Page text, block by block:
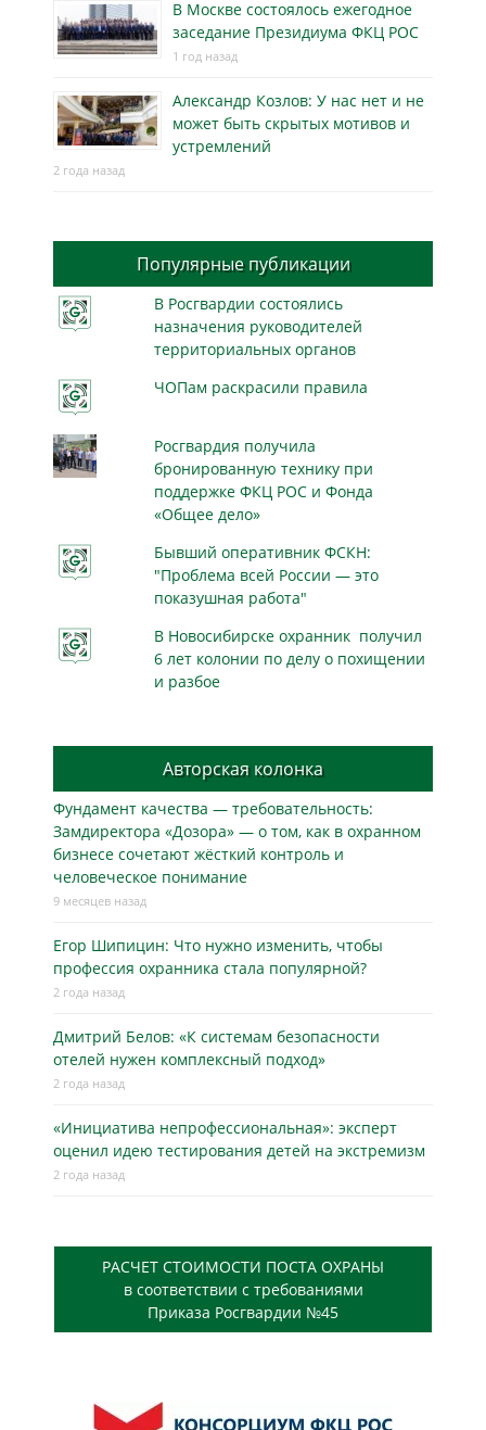
В Москве состоялось ежегодное
заседание Президиума ФКЦ РОС
1 год назад
Александр Козлов: У нас нет и не
может быть скрытых мотивов и
устремлений
2 года назад
Популярные публикации
В Росгвардии состоялись
назначения руководителей
территориальных органов
ЧОПам раскрасили правила
Росгвардия получила
бронированную технику при
поддержке ФКЦ РОС и Фонда
«Общее дело»
Бывший оперативник ФСКН:
"Проблема всей России — это
показушная работа"
В Новосибирске охранник получил
6 лет колонии по делу о похищении
и разбое
Авторская колонка
Фундамент качества — требовательность:
Замдиректора «Дозора» — о том, как в охранном
бизнесe сочетают жёсткий контроль и
человеческое понимание
9 месяцев назад
Егор Шипицин: Что нужно изменить, чтобы
профессия охранника стала популярной?
2 года назад
Дмитрий Белов: «К системам безопасности
отелей нужен комплексный подход»
2 года назад
«Инициатива непрофессиональная»: эксперт
оценил идею тестирования детей на экстремизм
2 года назад
РАСЧЕТ СТОИМОСТИ ПОСТА ОХРАНЫ
в соответствии с требованиями
Приказа Росгвардии №45